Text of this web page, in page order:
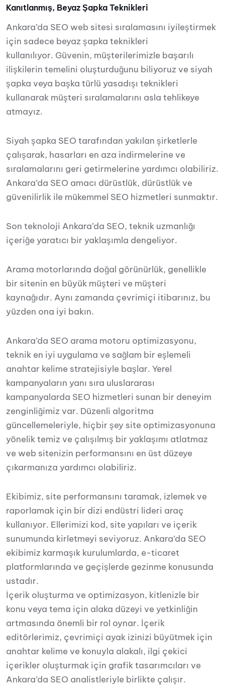
Kanıtlanmış, Beyaz Şapka Teknikleri
Ankara’da SEO web sitesi sıralamasını iyileştirmek
için sadece beyaz şapka teknikleri
kullanılıyor. Güvenin, müşterilerimizle başarılı
ilişkilerin temelini oluşturduğunu biliyoruz ve siyah
şapka veya başka türlü yasadışı teknikleri
kullanarak müşteri sıralamalarını asla tehlikeye
atmayız.
Siyah şapka SEO tarafından yakılan şirketlerle
çalışarak, hasarları en aza indirmelerine ve
sıralamalarını geri getirmelerine yardımcı olabiliriz.
Ankara’da SEO amacı dürüstlük, dürüstlük ve
güvenilirlik ile mükemmel SEO hizmetleri sunmaktır.
Son teknoloji Ankara’da SEO, teknik uzmanlığı
içeriğe yaratıcı bir yaklaşımla dengeliyor.
Arama motorlarında doğal görünürlük, genellikle
bir sitenin en büyük müşteri ve müşteri
kaynağıdır. Aynı zamanda çevrimiçi itibarınız, bu
yüzden ona iyi bakın.
Ankara’da SEO arama motoru optimizasyonu,
teknik en iyi uygulama ve sağlam bir eşlemeli
anahtar kelime stratejisiyle başlar. Yerel
kampanyaların yanı sıra uluslararası
kampanyalarda SEO hizmetleri sunan bir deneyim
zenginliğimiz var. Düzenli algoritma
güncellemeleriyle, hiçbir şey site optimizasyonuna
yönelik temiz ve çalışılmış bir yaklaşımı atlatmaz
ve web sitenizin performansını en üst düzeye
çıkarmanıza yardımcı olabiliriz.
Ekibimiz, site performansını taramak, izlemek ve
raporlamak için bir dizi endüstri lideri araç
kullanıyor. Ellerimizi kod, site yapıları ve içerik
sunumunda kirletmeyi seviyoruz. Ankara’da SEO
ekibimiz karmaşık kurulumlarda, e-ticaret
platformlarında ve geçişlerde gezinme konusunda
ustadır.
İçerik oluşturma ve optimizasyon, kitlenizle bir
konu veya tema için alaka düzeyi ve yetkinliğin
artmasında önemli bir rol oynar. İçerik
editörlerimiz, çevrimiçi ayak izinizi büyütmek için
anahtar kelime ve konuyla alakalı, ilgi çekici
içerikler oluşturmak için grafik tasarımcıları ve
Ankara’da SEO analistleriyle birlikte çalışır.